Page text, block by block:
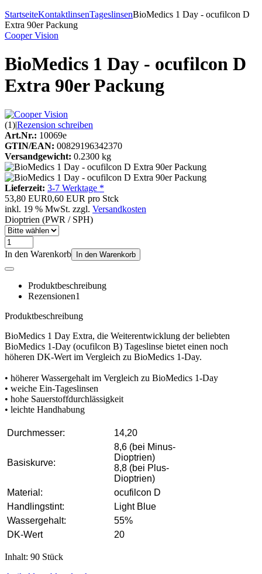
StartseiteKontaktlinsenTageslinsenBioMedics 1 Day - ocufilcon D
Extra 90er Packung
Cooper Vision
BioMedics 1 Day - ocufilcon D
Extra 90er Packung
(1)|Rezension schreiben
Art.Nr.: 10069e
GTIN/EAN: 00829196342370
Versandgewicht: 0.2300 kg
Lieferzeit: 3-7 Werktage *
53,80 EUR0,60 EUR pro Stck
inkl. 19 % MwSt. zzgl. Versandkosten
Dioptrien (PWR / SPH)
In den Warenkorb In den Warenkorb
Produktbeschreibung
Rezensionen1
Produktbeschreibung
BioMedics 1 Day Extra, die Weiterentwicklung der beliebten
BioMedics 1-Day (ocufilcon B) Tageslinse bietet einen noch
höheren DK-Wert im Vergleich zu BioMedics 1-Day.
• höherer Wassergehalt im Vergleich zu BioMedics 1-Day
• weiche Ein-Tageslinsen
• hohe Sauerstoffdurchlässigkeit
• leichte Handhabung
Durchmesser: 14,20
Basiskurve:
8,6 (bei Minus-
Dioptrien)
8,8 (bei Plus-
Dioptrien)
Material:
ocufilcon D
Handlingstint:
Light Blue
Wassergehalt:
55%
DK-Wert
20
Inhalt: 90 Stück